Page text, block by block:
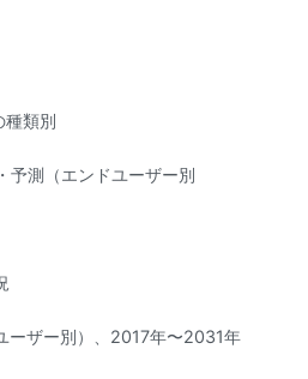
種類別
予測（エンドユーザー別
ーザー別）、2017年〜2031年